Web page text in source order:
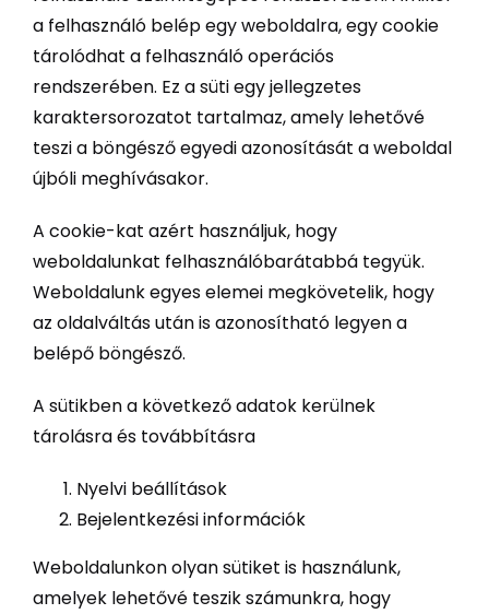
a felhasználó belép egy weboldalra, egy cookie
tárolódhat a felhasználó operációs
rendszerében. Ez a süti egy jellegzetes
karaktersorozatot tartalmaz, amely lehetővé
teszi a böngésző egyedi azonosítását a weboldal
újbóli meghívásakor.
A cookie-kat azért használjuk, hogy
weboldalunkat felhasználóbarátabbá tegyük.
Weboldalunk egyes elemei megkövetelik, hogy
az oldalváltás után is azonosítható legyen a
belépő böngésző.
A sütikben a következő adatok kerülnek
tárolásra és továbbításra
Nyelvi beállítások
Bejelentkezési információk
Weboldalunkon olyan sütiket is használunk,
amelyek lehetővé teszik számunkra, hogy